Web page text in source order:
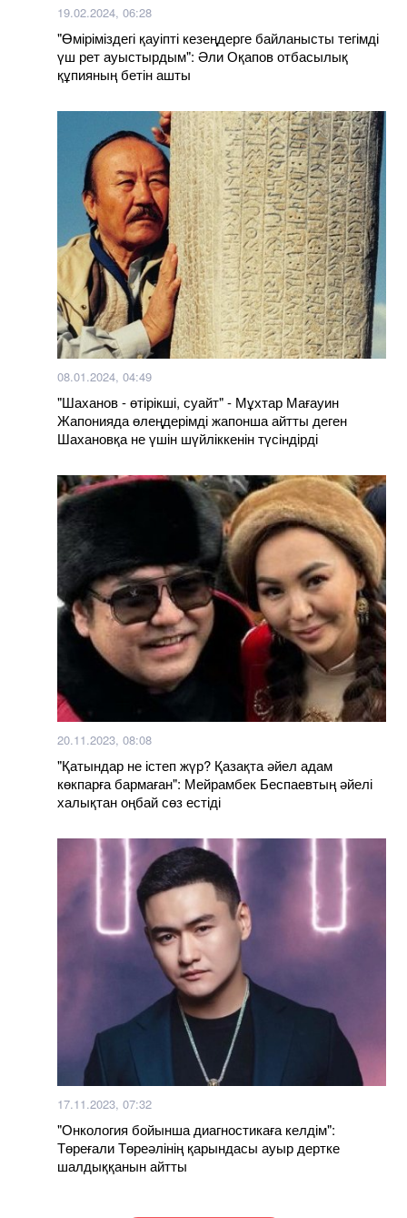
19.02.2024, 06:28
"Өміріміздегі қауіпті кезеңдерге байланысты тегімді
үш рет ауыстырдым": Әли Оқапов отбасылық
құпияның бетін ашты
08.01.2024, 04:49
"Шаханов - өтірікші, суайт" - Мұхтар Мағауин
Жапонияда өлеңдерімді жапонша айтты деген
Шахановқа не үшін шүйліккенін түсіндірді
20.11.2023, 08:08
"Қатындар не істеп жүр? Қазақта әйел адам
көкпарға бармаған": Мейрамбек Беспаевтың әйелі
халықтан оңбай сөз естіді
17.11.2023, 07:32
"Онкология бойынша диагностикаға келдім":
Төреғали Төреәлінің қарындасы ауыр дертке
шалдыққанын айтты